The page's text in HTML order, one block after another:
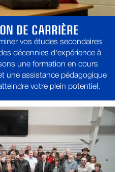
DE CARRIÈRE
vos études secondaires
décennies d'expérience à
une formation en cours
une assistance pédagogique
votre plein potentiel.